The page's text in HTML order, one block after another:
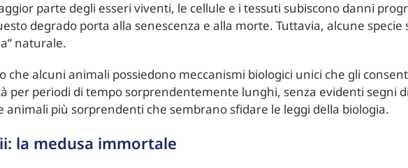
parte degli esseri viventi, le cellule e i tessuti subiscono danni
degrado porta alla senescenza e alla morte. Tuttavia, alcune specie
naturale.
che alcuni animali possiedono meccanismi biologici unici che gli
per periodi di tempo sorprendentemente lunghi, senza evidenti segni
animali più sorprendenti che sembrano sfidare le leggi della biologia.
la medusa immortale